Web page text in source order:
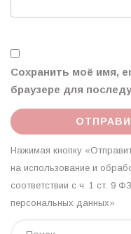
Сохранить моё имя,
браузере для
Нажимая кнопку
на использование и
соответствии с ч. 1 ст. 9
персональных данных»